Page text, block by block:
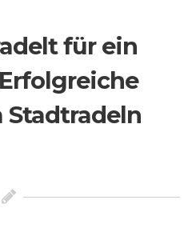
für ein
Stadtradeln